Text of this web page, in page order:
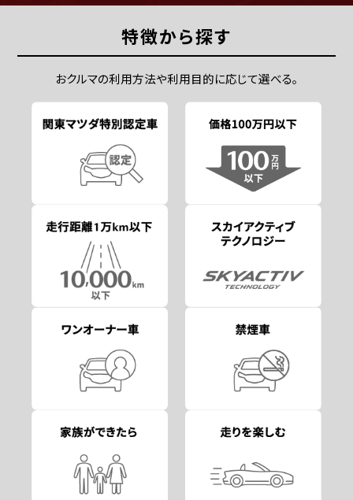
特徴から探す
おクルマの利用方法や利用目的に応じて選べる。